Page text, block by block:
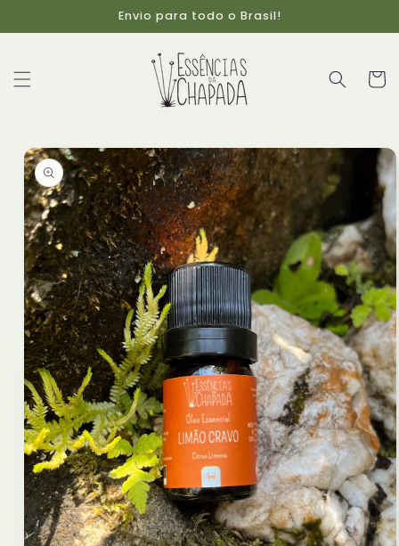
conteúdo
Envio para todo o Brasil!
informações
do produto